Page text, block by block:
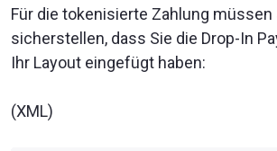
Für die tokenisierte Zahlung
sicherstellen, dass Sie die Drop-In
Ihr Layout eingefügt haben:
(XML)